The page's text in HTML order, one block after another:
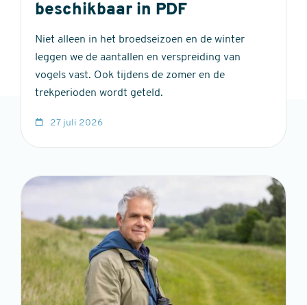
beschikbaar in PDF
Niet alleen in het broedseizoen en de winter
leggen we de aantallen en verspreiding van
vogels vast. Ook tijdens de zomer en de
trekperioden wordt geteld.
27 juli 2026